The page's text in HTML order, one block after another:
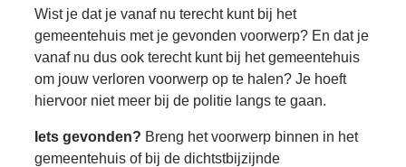
Wist je dat je vanaf nu terecht kunt bij het
gemeentehuis met je gevonden voorwerp? En dat je
vanaf nu dus ook terecht kunt bij het gemeentehuis
om jouw verloren voorwerp op te halen? Je hoeft
hiervoor niet meer bij de politie langs te gaan.
Iets gevonden? Breng het voorwerp binnen in het
gemeentehuis of bij de dichtstbijzijnde